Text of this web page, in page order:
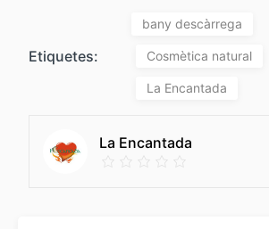
Etiquetes:
bany descàrrega
Cosmètica natural
La Encantada
La Encantada